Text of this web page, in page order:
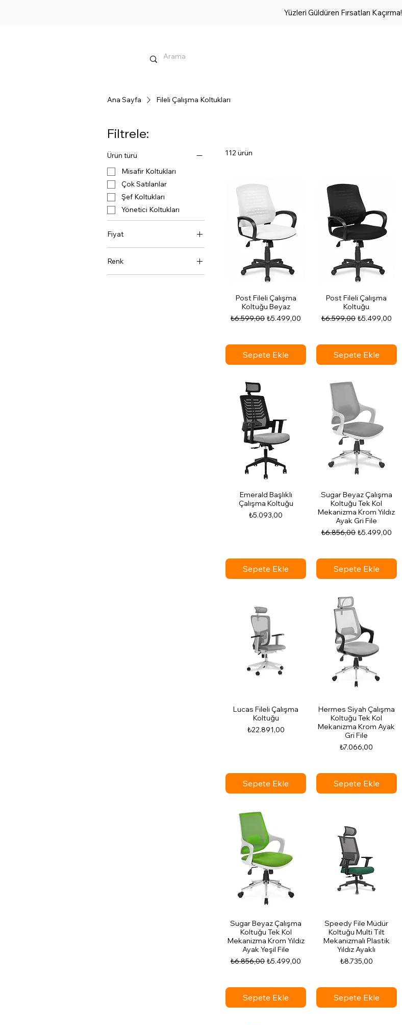
Yüzleri Güldüren Fırsatları Kaçırma!
Ana Sayfa Fileli Çalışma Koltukları
Filtrele:
Ürün türü
Misafir Koltukları
Çok Satılanlar
Şef Koltukları
Yönetici Koltukları
Fiyat
₺4.996 ₺22.891
Renk
112 ürün
Post Fileli Çalışma
Koltuğu Beyaz
Normal Fiyat
₺6.599,00 İndirimli Fiyat
₺5.499,00
Sepete Ekle
Post Fileli Çalışma
Koltuğu
Normal Fiyat
₺6.599,00 İndirimli Fiyat
₺5.499,00
Sepete Ekle
Emerald Başlıklı
Çalışma Koltuğu
Fiyat
₺5.093,00
Sepete Ekle
Sugar Beyaz Çalışma
Koltuğu Tek Kol
Mekanizma Krom Yıldız
Ayak Gri File
Normal Fiyat
₺6.856,00 İndirimli Fiyat
₺5.499,00
Sepete Ekle
Lucas Fileli Çalışma
Koltuğu
Fiyat
₺22.891,00
Sepete Ekle
Hermes Siyah Çalışma
Koltuğu Tek Kol
Mekanizma Krom Ayak
Gri File
Fiyat
₺7.066,00
Sepete Ekle
Sugar Beyaz Çalışma
Koltuğu Tek Kol
Mekanizma Krom Yıldız
Ayak Yeşil File
Normal Fiyat
₺6.856,00 İndirimli Fiyat
₺5.499,00
Sepete Ekle
Speedy File Müdür
Koltuğu Multi Tilt
Mekanizmalı Plastik
Yıldız Ayaklı
Fiyat
₺8.735,00
Sepete Ekle